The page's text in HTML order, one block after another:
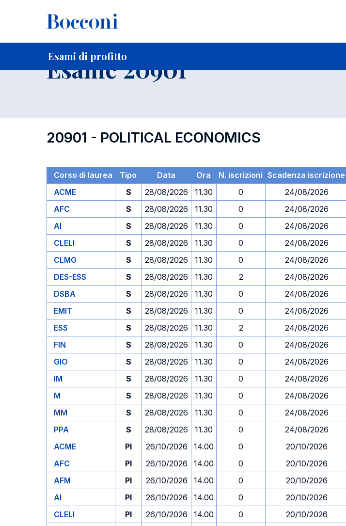
Esami di profitto
Home Per studenti iscritti
Esame 20901
20901 - POLITICAL ECONOMICS
Corso di laurea Tipo Data Ora N. iscrizioni Scadenza iscrizione
ACME
S 28/08/2026 11.30 0
24/08/2026
AFC
S 28/08/2026 11.30 0
24/08/2026
AI
S 28/08/2026 11.30 0
24/08/2026
CLELI
S 28/08/2026 11.30 0
24/08/2026
CLMG
S 28/08/2026 11.30 0
24/08/2026
DES-ESS
S 28/08/2026 11.30 2
24/08/2026
DSBA
S 28/08/2026 11.30 0
24/08/2026
EMIT
S 28/08/2026 11.30 0
24/08/2026
ESS
S 28/08/2026 11.30 2
24/08/2026
FIN
S 28/08/2026 11.30 0
24/08/2026
GIO
S 28/08/2026 11.30 0
24/08/2026
IM
S 28/08/2026 11.30 0
24/08/2026
M
S 28/08/2026 11.30 0
24/08/2026
MM
S 28/08/2026 11.30 0
24/08/2026
PPA
S 28/08/2026 11.30 0
24/08/2026
ACME
PI 26/10/2026 14.00 0
20/10/2026
AFC
PI 26/10/2026 14.00 0
20/10/2026
AFM
PI 26/10/2026 14.00 0
20/10/2026
AI
PI 26/10/2026 14.00 0
20/10/2026
CLELI
PI 26/10/2026 14.00 0
20/10/2026